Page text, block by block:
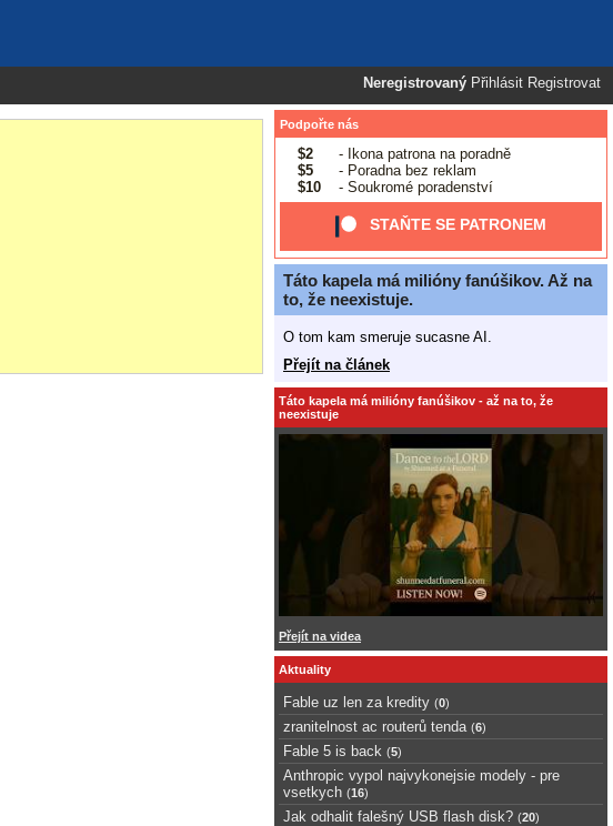
Neregistrovaný Přihlásit Registrovat
Podpořte nás
$2
- Ikona patrona na poradně
$5
- Poradna bez reklam
$10
- Soukromé poradenství
STAŇTE SE PATRONEM
Táto kapela má milióny fanúšikov. Až na
to, že neexistuje.
O tom kam smeruje sucasne AI.
Přejít na článek
Táto kapela má milióny fanúšikov - až na to, že
neexistuje
Přejít na videa
Aktuality
Fable uz len za kredity (0)
zranitelnost ac routerů tenda (6)
Fable 5 is back (5)
Anthropic vypol najvykonejsie modely - pre
vsetkych (16)
Jak odhalit falešný USB flash disk? (20)